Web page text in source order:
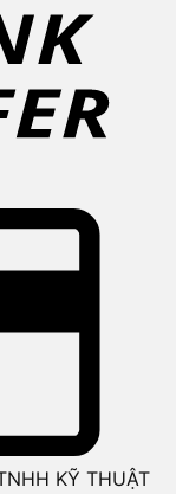
KỸ THUẬT